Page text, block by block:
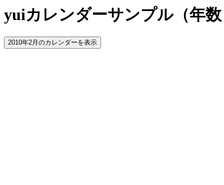
yuiカレンダーサンプル（年